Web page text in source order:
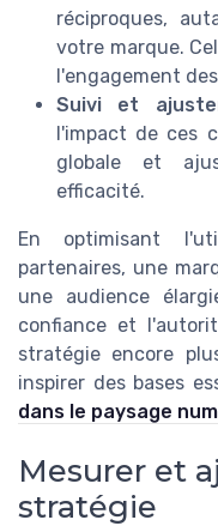
réciproques,
votre marque.
l'engagement
Suivi et
l'impact de ces
globale et
efficacité.
En optimisant
partenaires, une
une audience
confiance et
stratégie encore
inspirer des bases
dans le paysage
Mesurer et
stratégie